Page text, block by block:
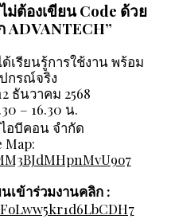
ม่ต้องเขียน Code ด้วย
ADVANTECH”
เรียนรู้การใช้งาน พร้อม
กรณ์จริง
ธันวาคม 2568
– 16.30 น.
อบีคอน จำกัด
Map:
เข้าร่วมงานคลิก :